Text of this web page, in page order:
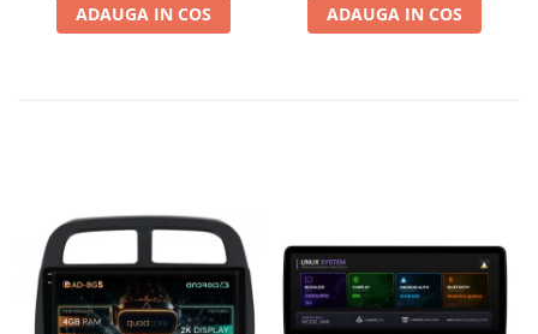
ADAUGA IN COS ADAUGA IN COS